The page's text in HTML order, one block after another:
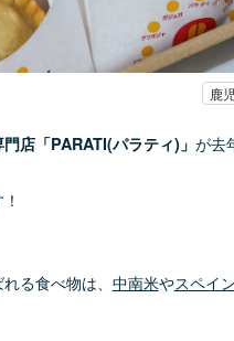
鹿
店「PARATI(パラティ)」 が去
る食べ物は、 中南米やスペイン